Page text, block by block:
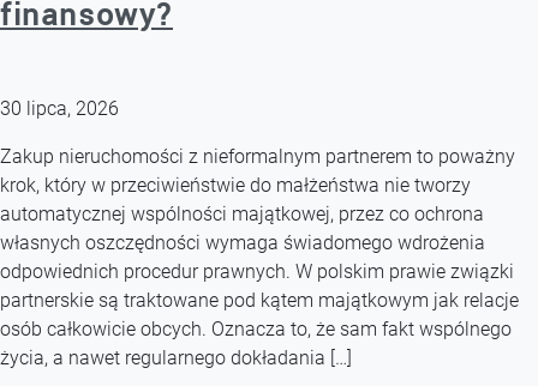
finansowy?
30 lipca, 2026
Zakup nieruchomości z nieformalnym partnerem to poważny
krok, który w przeciwieństwie do małżeństwa nie tworzy
automatycznej wspólności majątkowej, przez co ochrona
własnych oszczędności wymaga świadomego wdrożenia
odpowiednich procedur prawnych. W polskim prawie związki
partnerskie są traktowane pod kątem majątkowym jak relacje
osób całkowicie obcych. Oznacza to, że sam fakt wspólnego
życia, a nawet regularnego dokładania […]